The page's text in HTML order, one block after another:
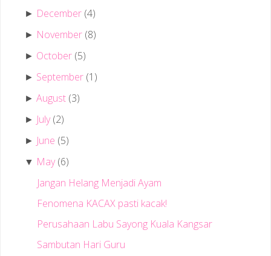
► December (4)
► November (8)
► October (5)
► September (1)
►August (3)
► July (2)
► June (5)
▼ May (6)
Jangan Helang Menjadi Ayam
Fenomena KACAX pasti kacak!
Perusahaan Labu Sayong Kuala Kangsar
Sambutan Hari Guru